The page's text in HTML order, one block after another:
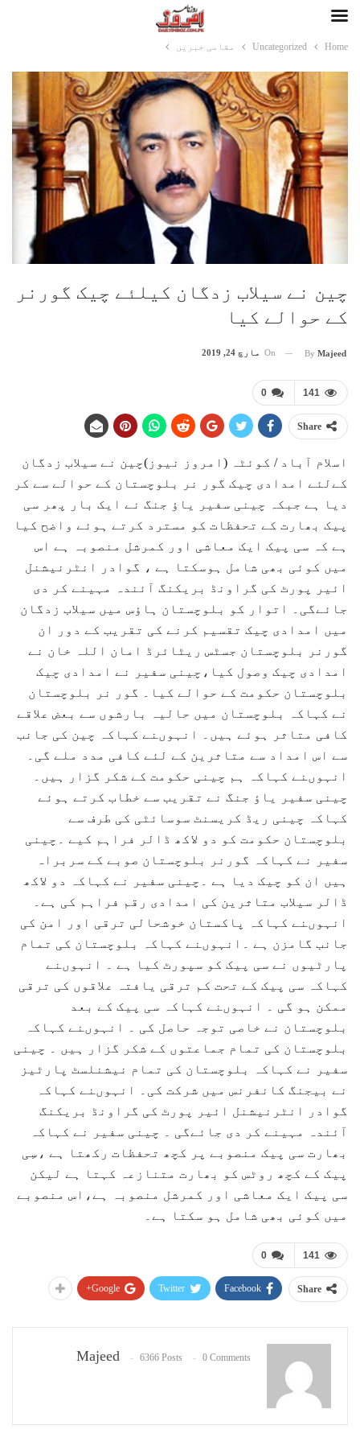
Home
Uncategorized مقامی خبریں
چین نے سیلاب زدگان کیلئے چیک گورنر
کے حوالے کیا
By Majeed
On مارچ 24, 2019
0 141
Share
اسلام آباد / کوئٹہ (امروز نیوز)چین نے سیلاب زدگان
کےلئے امدادی چیک گور نر بلوچستان کے حوالے سے کر
دیا ہے جبکہ چینی سفیر یاﺅ جنگ نے ایک بار پھر سی
پیک بھارت کے تحفظات کو مسترد کرتے ہوئے واضح کیا
ہے کہ سی پیک ایک معاشی اور کمرشل منصوبہ ہے اس
میں کوئی بھی شامل ہوسکتا ہے ، گوادر انٹرنیشنل
ائیر پورٹ کی گراونڈ بریکنگ آئندہ مہینے کر دی
جائےگی۔ اتوار کو بلوچستان ہاﺅس میں سیلاب زدگان
میں امدادی چیک تقسیم کرنے کی تقریب کے دور ان
گورنر بلوچستان جسٹس ریٹائرڈ امان اللہ خان نے
امدادی چیک وصول کیا،چینی سفیر نے امدادی چیک
بلوچستان حکومت کے حوالے کیا۔ گور نر بلوچستان
نے کہاکہ بلوچستان میں حالیہ بارشوں سے بعض علاقے
کافی متاثر ہوئے ہیں۔ انہوںنے کہاکہ چین کی جانب
سے اس امداد سے متاثرین کے لئے کافی مدد ملے گی۔
انہوںنے کہاکہ ہم چینی حکومت کے شکر گزار ہیں۔
چینی سفیر یاﺅ جنگ نے تقریب سے خطاب کرتے ہوئے
کہاکہ چینی ریڈ کریسنٹ سوسائٹی کی طرف سے
بلوچستان حکومت کو دو لاکھ ڈالر فراہم کیے ۔چینی
سفیر نے کہاکہ گورنر بلوچستان صوبے کے سربراہ
ہیں ان کو چیک دیا ہے ۔چینی سفیر نے کہاکہ دو لاکھ
ڈالر سیلاب متاثرین کی امدادی رقم فراہم کی ہے۔
انہوںنے کہاکہ پاکستان خوشحالی ترقی اور امن کی
جانب گامزن ہے ۔انہوںنے کہاکہ بلوچستان کی تمام
پارٹیوں نے سی پیک کو سپورٹ کیا ہے ۔ انہوںنے
کہاکہ سی پیک کے تحت کم ترقی یافتہ علاقوں کی ترقی
ممکن ہو گی ۔ انہوںنے کہاکہ سی پیک کے بعد
بلوچستان نے خاصی توجہ حاصل کی ۔ انہوںنے کہاکہ
بلوچستان کی تمام جماعتوں کے شکر گزار ہیں ۔ چینی
سفیر نے کہاکہ بلوچستان کی تمام نیشنلسٹ پارٹیز
نے بیجنگ کانفرنس میں شرکت کی۔ انہوںنے کہاکہ
گوادر انٹرنیشنل ائیر پورٹ کی گراونڈ بریکنگ
آئندہ مہینے کر دی جائےگی ۔ چینی سفیر نے کہاکہ
بھارت سی پیک منصوبے پر کچھ تحفظات رکھتا ہے ،سِی
پیک کے کچھ روٹس کو بھارت متنازعہ کہتا ہے لیکن
سی پیک ایک معاشی اور کمرشل منصوبہ ہے،اس منصوبے
میں کوئی بھی شامل ہو سکتا ہے۔
0 141
Share
Facebook
Twitter
Google+
Majeed 6366 Posts 0 Comments